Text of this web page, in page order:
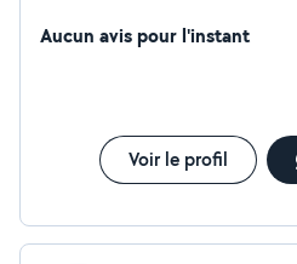
Aucun avis pour l'instant
Voir le profil